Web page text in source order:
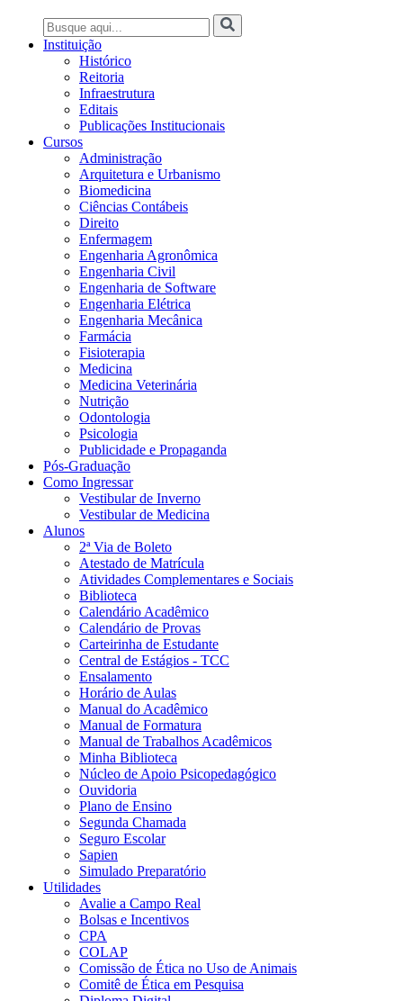
Instituição
Histórico
Reitoria
Infraestrutura
Editais
Publicações Institucionais
Cursos
Administração
Arquitetura e Urbanismo
Biomedicina
Ciências Contábeis
Direito
Enfermagem
Engenharia Agronômica
Engenharia Civil
Engenharia de Software
Engenharia Elétrica
Engenharia Mecânica
Farmácia
Fisioterapia
Medicina
Medicina Veterinária
Nutrição
Odontologia
Psicologia
Publicidade e Propaganda
Pós-Graduação
Como Ingressar
Vestibular de Inverno
Vestibular de Medicina
Alunos
2ª Via de Boleto
Atestado de Matrícula
Atividades Complementares e Sociais
Biblioteca
Calendário Acadêmico
Calendário de Provas
Carteirinha de Estudante
Central de Estágios - TCC
Ensalamento
Horário de Aulas
Manual do Acadêmico
Manual de Formatura
Manual de Trabalhos Acadêmicos
Minha Biblioteca
Núcleo de Apoio Psicopedagógico
Ouvidoria
Plano de Ensino
Segunda Chamada
Seguro Escolar
Sapien
Simulado Preparatório
Utilidades
Avalie a Campo Real
Bolsas e Incentivos
CPA
COLAP
Comissão de Ética no Uso de Animais
Comitê de Ética em Pesquisa